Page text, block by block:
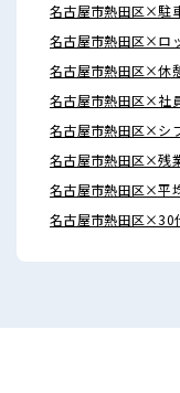
名古屋市熱田区×駐
名古屋市熱田区×ロ
名古屋市熱田区×休
名古屋市熱田区×社
名古屋市熱田区×シ
名古屋市熱田区×残
名古屋市熱田区×平
名古屋市熱田区×30